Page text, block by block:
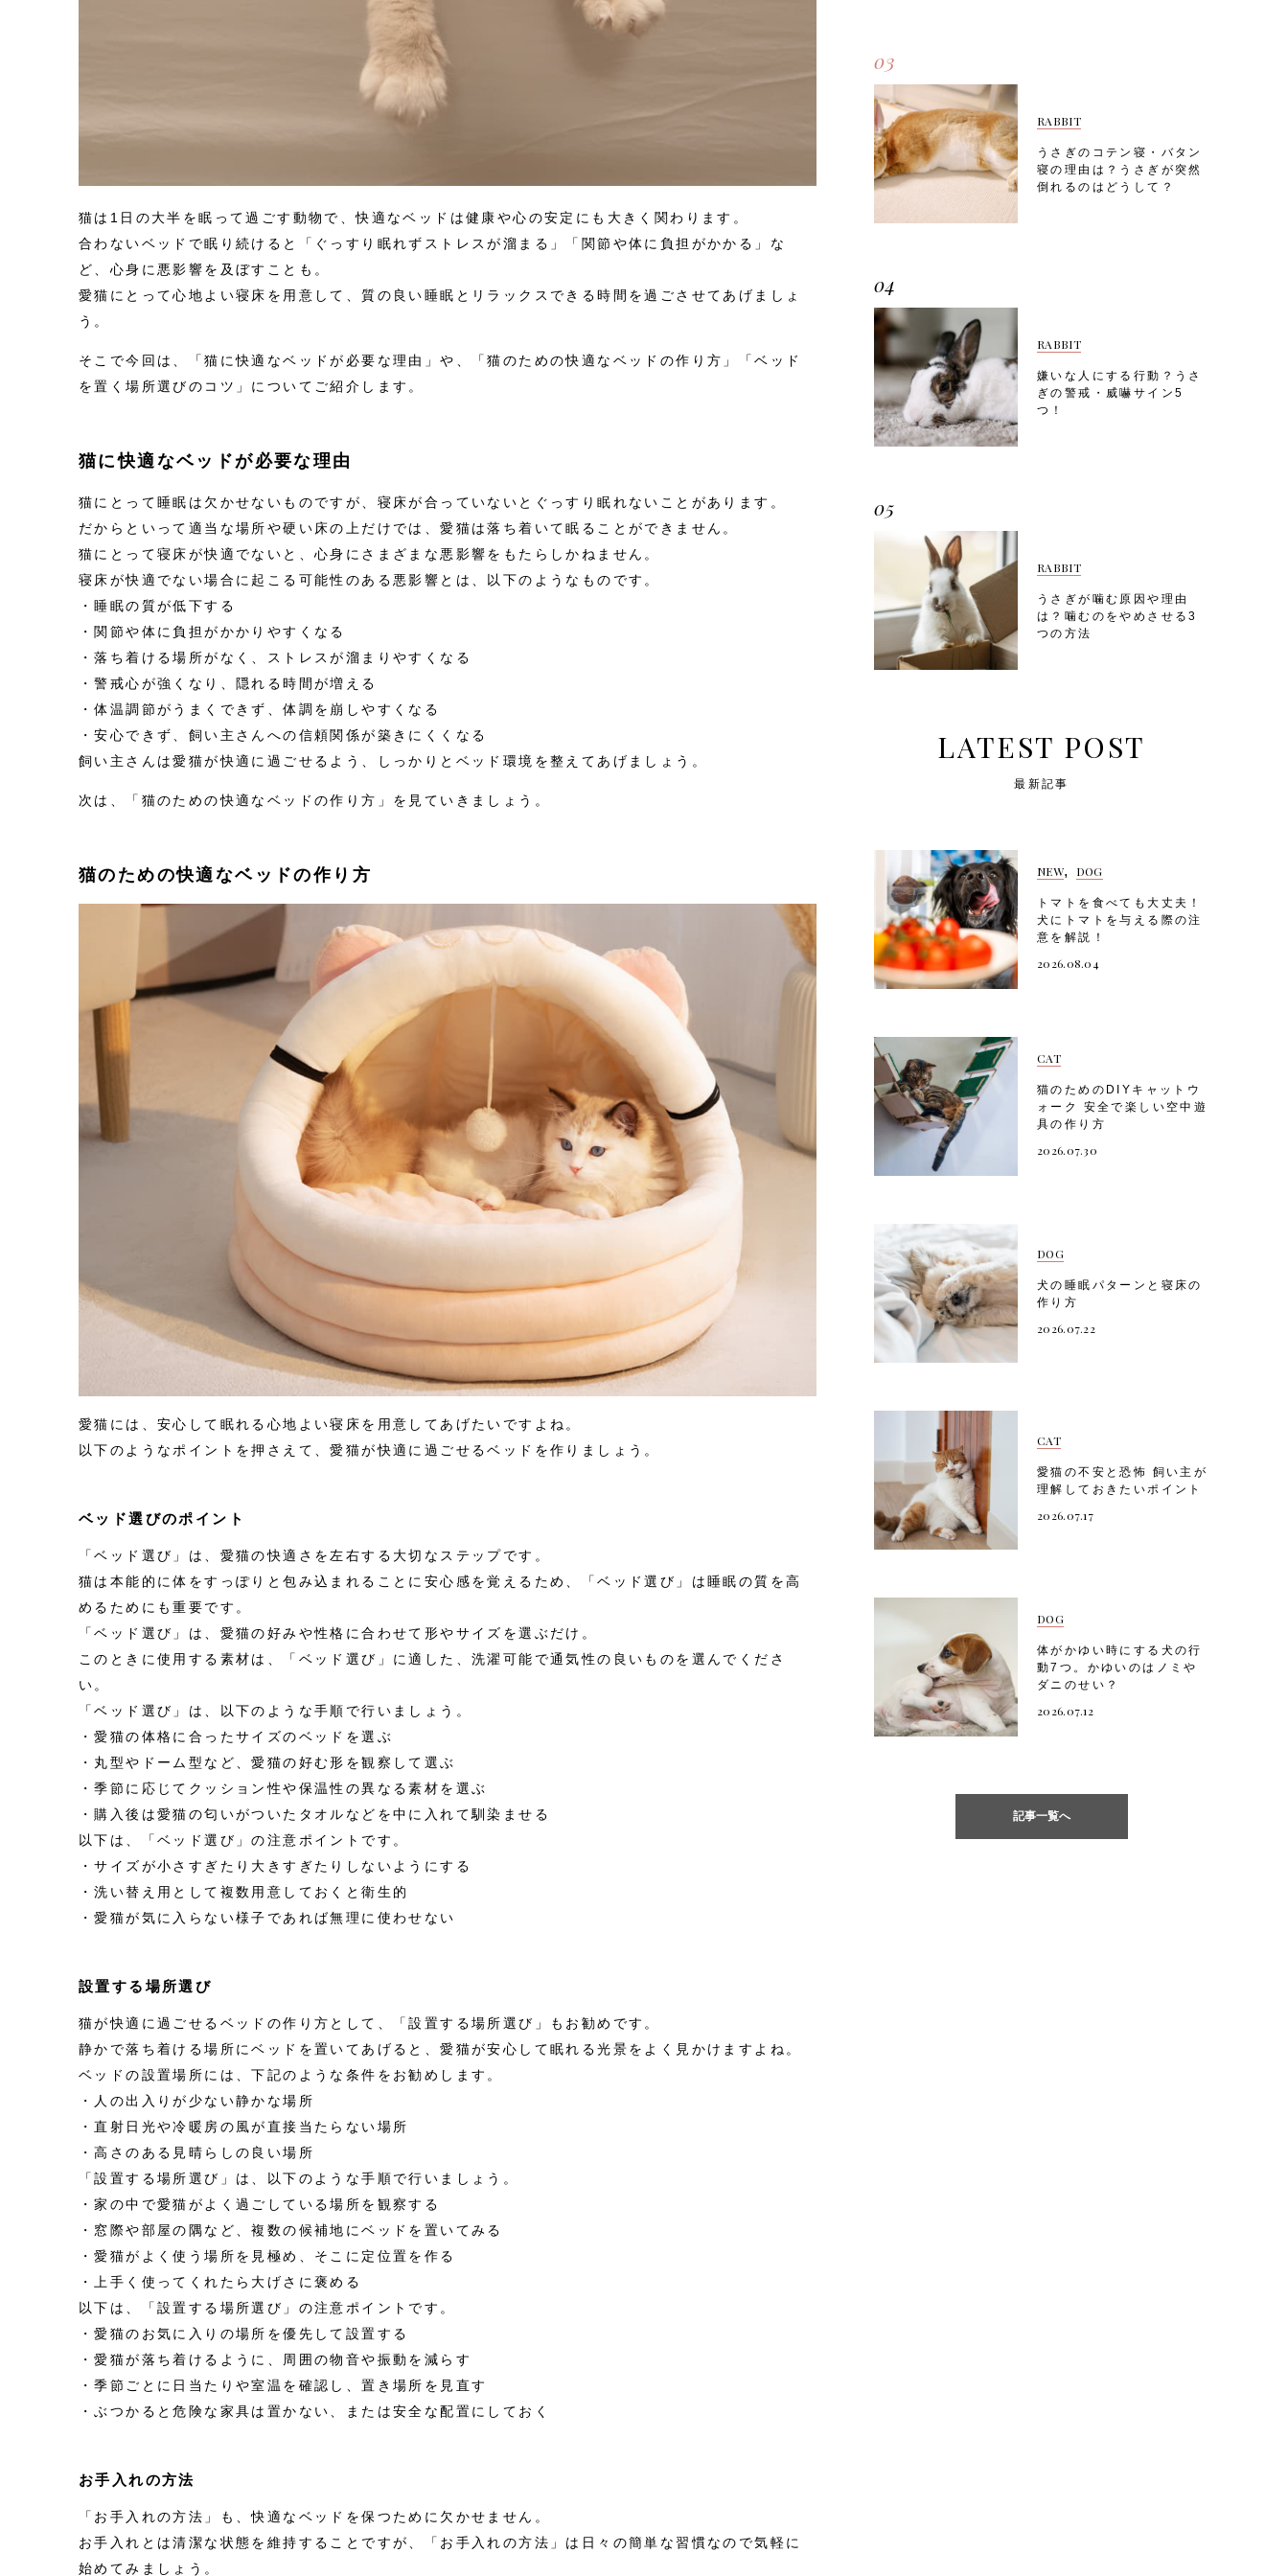
猫は1日の大半を眠って過ごす動物で、快適なベッドは健康や心の安定にも大きく関わります。
合わないベッドで眠り続けると「ぐっすり眠れずストレスが溜まる」「関節や体に負担がかかる」な
ど、心身に悪影響を及ぼすことも。
愛猫にとって心地よい寝床を用意して、質の良い睡眠とリラックスできる時間を過ごさせてあげましょ
う。
そこで今回は、「猫に快適なベッドが必要な理由」や、「猫のための快適なベッドの作り方」「ベッド
を置く場所選びのコツ」についてご紹介します。
猫に快適なベッドが必要な理由
猫にとって睡眠は欠かせないものですが、寝床が合っていないとぐっすり眠れないことがあります。
だからといって適当な場所や硬い床の上だけでは、愛猫は落ち着いて眠ることができません。
猫にとって寝床が快適でないと、心身にさまざまな悪影響をもたらしかねません。
寝床が快適でない場合に起こる可能性のある悪影響とは、以下のようなものです。
・睡眠の質が低下する
・関節や体に負担がかかりやすくなる
・落ち着ける場所がなく、ストレスが溜まりやすくなる
・警戒心が強くなり、隠れる時間が増える
・体温調節がうまくできず、体調を崩しやすくなる
・安心できず、飼い主さんへの信頼関係が築きにくくなる
飼い主さんは愛猫が快適に過ごせるよう、しっかりとベッド環境を整えてあげましょう。
次は、「猫のための快適なベッドの作り方」を見ていきましょう。
猫のための快適なベッドの作り方
愛猫には、安心して眠れる心地よい寝床を用意してあげたいですよね。
以下のようなポイントを押さえて、愛猫が快適に過ごせるベッドを作りましょう。
ベッド選びのポイント
「ベッド選び」は、愛猫の快適さを左右する大切なステップです。
猫は本能的に体をすっぽりと包み込まれることに安心感を覚えるため、「ベッド選び」は睡眠の質を高
めるためにも重要です。
「ベッド選び」は、愛猫の好みや性格に合わせて形やサイズを選ぶだけ。
このときに使用する素材は、「ベッド選び」に適した、洗濯可能で通気性の良いものを選んでくださ
い。
「ベッド選び」は、以下のような手順で行いましょう。
・愛猫の体格に合ったサイズのベッドを選ぶ
・丸型やドーム型など、愛猫の好む形を観察して選ぶ
・季節に応じてクッション性や保温性の異なる素材を選ぶ
・購入後は愛猫の匂いがついたタオルなどを中に入れて馴染ませる
以下は、「ベッド選び」の注意ポイントです。
・サイズが小さすぎたり大きすぎたりしないようにする
・洗い替え用として複数用意しておくと衛生的
・愛猫が気に入らない様子であれば無理に使わせない
設置する場所選び
猫が快適に過ごせるベッドの作り方として、「設置する場所選び」もお勧めです。
静かで落ち着ける場所にベッドを置いてあげると、愛猫が安心して眠れる光景をよく見かけますよね。
ベッドの設置場所には、下記のような条件をお勧めします。
・人の出入りが少ない静かな場所
・直射日光や冷暖房の風が直接当たらない場所
・高さのある見晴らしの良い場所
「設置する場所選び」は、以下のような手順で行いましょう。
・家の中で愛猫がよく過ごしている場所を観察する
・窓際や部屋の隅など、複数の候補地にベッドを置いてみる
・愛猫がよく使う場所を見極め、そこに定位置を作る
・上手く使ってくれたら大げさに褒める
以下は、「設置する場所選び」の注意ポイントです。
・愛猫のお気に入りの場所を優先して設置する
・愛猫が落ち着けるように、周囲の物音や振動を減らす
・季節ごとに日当たりや室温を確認し、置き場所を見直す
・ぶつかると危険な家具は置かない、または安全な配置にしておく
お手入れの方法
「お手入れの方法」も、快適なベッドを保つために欠かせません。
お手入れとは清潔な状態を維持することですが、「お手入れの方法」は日々の簡単な習慣なので気軽に
始めてみましょう。
03
RABBIT
うさぎのコテン寝・バタン
寝の理由は？うさぎが突然
倒れるのはどうして？
04
RABBIT
嫌いな人にする行動？うさ
ぎの警戒・威嚇サイン5
つ！
05
RABBIT
うさぎが噛む原因や理由
は？噛むのをやめさせる3
つの方法
LATEST POST
最新記事
NEW, DOG
トマトを食べても大丈夫！
犬にトマトを与える際の注
意を解説！
2026.08.04
CAT
猫のためのDIYキャットウ
ォーク 安全で楽しい空中遊
具の作り方
2026.07.30
DOG
犬の睡眠パターンと寝床の
作り方
2026.07.22
CAT
愛猫の不安と恐怖 飼い主が
理解しておきたいポイント
2026.07.17
DOG
体がかゆい時にする犬の行
動7つ。かゆいのはノミや
ダニのせい？
2026.07.12
記事一覧へ